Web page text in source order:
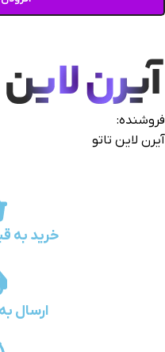
فروشنده:
آیرن لاین تاتو
خرید به
ارسال